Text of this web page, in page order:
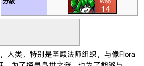
人类，特别是圣殿法师组织，与像Flora